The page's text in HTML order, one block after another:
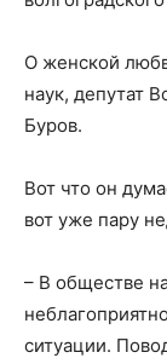
О женской
наук, депутат
Буров.
Вот что он
вот уже пару
– В обществе
ситуации.